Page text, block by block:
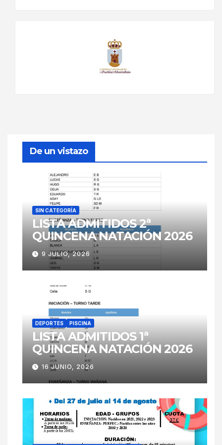
De un vistazo
SIN CATEGORÍA
LISTA ADMITIDOS 2ª
QUINCENA NATACIÓN 2026
9 JULIO, 2026
DEPORTES PISCINA
LISTA ADMITIDOS 1ª
QUINCENA NATACIÓN 2026
16 JUNIO, 2026